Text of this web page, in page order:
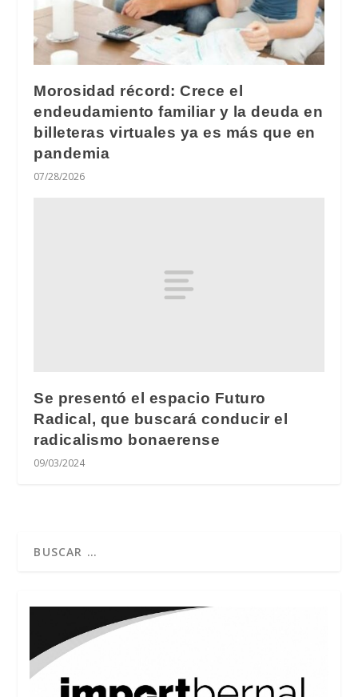
Morosidad récord: Crece el
endeudamiento familiar y la deuda en
billeteras virtuales ya es más que en
pandemia
07/28/2026
Se presentó el espacio Futuro
Radical, que buscará conducir el
radicalismo bonaerense
09/03/2024